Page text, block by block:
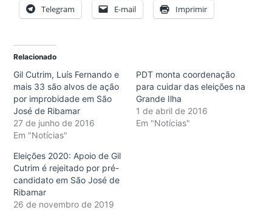
Telegram E-mail Imprimir
Relacionado
Gil Cutrim, Luís Fernando e
mais 33 são alvos de ação
por improbidade em São
José de Ribamar
27 de junho de 2016
Em "Notícias"
PDT monta coordenação
para cuidar das eleições na
Grande Ilha
1 de abril de 2016
Em "Notícias"
Eleições 2020: Apoio de Gil
Cutrim é rejeitado por pré-
candidato em São José de
Ribamar
26 de novembro de 2019